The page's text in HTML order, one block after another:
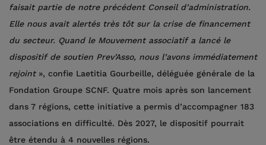
faisait partie de notre précédent Conseil d’administration.
Elle nous avait alertés très tôt sur la crise de financement
du secteur. Quand le Mouvement associatif a lancé le
dispositif de soutien Prev’Asso, nous l’avons immédiatement
rejoint», confie Laetitia Gourbeille, déléguée générale de la
Fondation Groupe SCNF. Quatre mois après son lancement
dans 7 régions, cette initiative a permis d’accompagner 183
associations en difficulté. Dès 2027, le dispositif pourrait
être étendu à 4 nouvelles régions.